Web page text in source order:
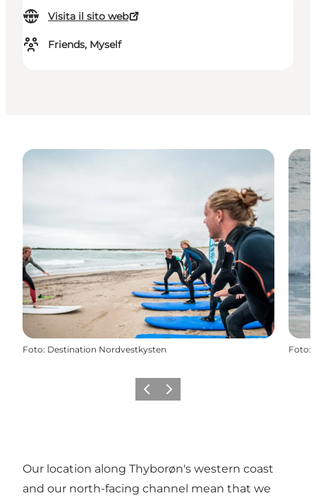
Visita il sito web
Friends, Myself
Foto: Destination Nordvestkysten Foto:
Precedente
Avanti
Our location along Thyborøn's western coast
and our north-facing channel mean that we